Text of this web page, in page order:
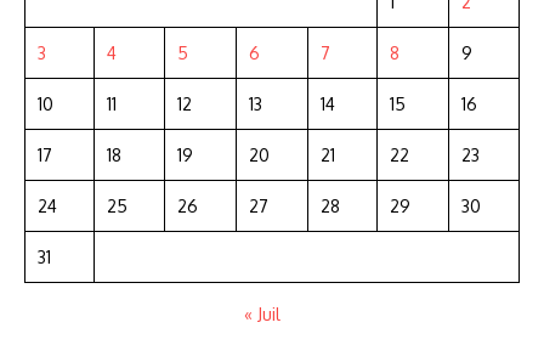
3 4 5 6 7 8 9
10 11 12 13 14 15 16
17 18 19 20 21 22 23
24 25 26 27 28 29 30
31
« Juil